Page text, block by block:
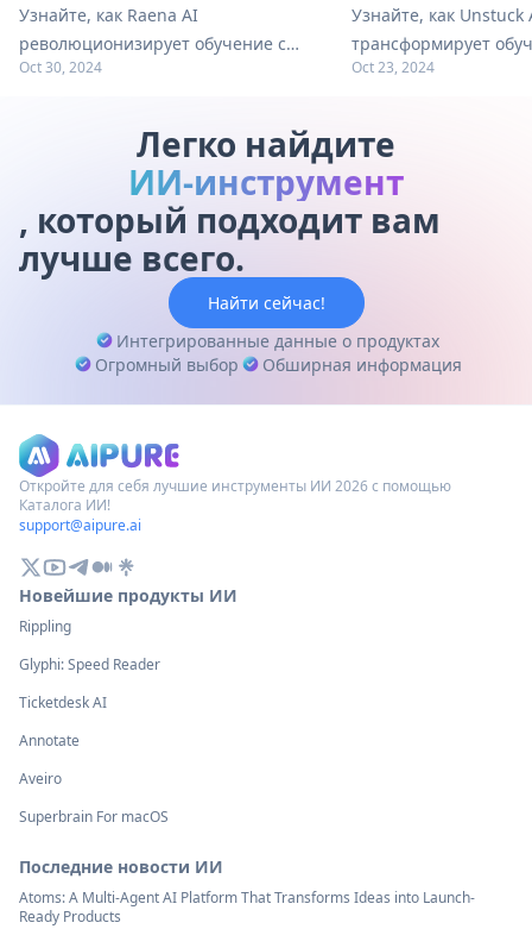
помощью ИИ | 2024
Узнайте, как Raena AI
революционизирует обучение с
помощью интерактивных тестов, ИИ-
работы. Изучите наш подробный обзор
для получения практических советов
Oct 30, 2024
Узнайте, как Unstuck
трансформирует
интеллектуального
улучшению вашего
Oct 23, 2024
Легко найдите
ИИ-инструмент
, который подходит вам
лучше всего.
Найти сейчас!
Интегрированные данные о продуктах
Огромный выбор
Обширная информация
Откройте для себя лучшие инструменты ИИ 2026 с помощью
Каталога ИИ!
support@aipure.ai
Новейшие продукты ИИ
Rippling
Glyphi: Speed Reader
Ticketdesk AI
Annotate
Aveiro
Superbrain For macOS
Последние новости ИИ
Atoms: A Multi-Agent AI Platform That Transforms Ideas into Launch-
Ready Products